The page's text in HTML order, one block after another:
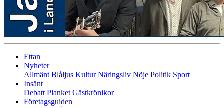
Ettan
Nyheter
Allmänt Blåljus KulturNäringsliv Nöje Politik Sport
Insänt
Debatt Planket Gästkrönikor
Företagsguiden